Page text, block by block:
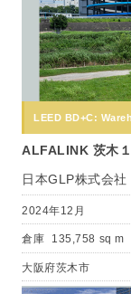
LEED BD+C:
ALFALINK 茨木１
日本GLP株式会社
2024年12月
倉庫 135,758 sq m
大阪府茨木市